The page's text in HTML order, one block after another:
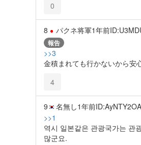
0
8 パクネ将軍1年前
報告
>>3
金積まれても行かないから安
4
9 名無し1年前
>>1
역시 일본같은 관광국가는 관
많군요.